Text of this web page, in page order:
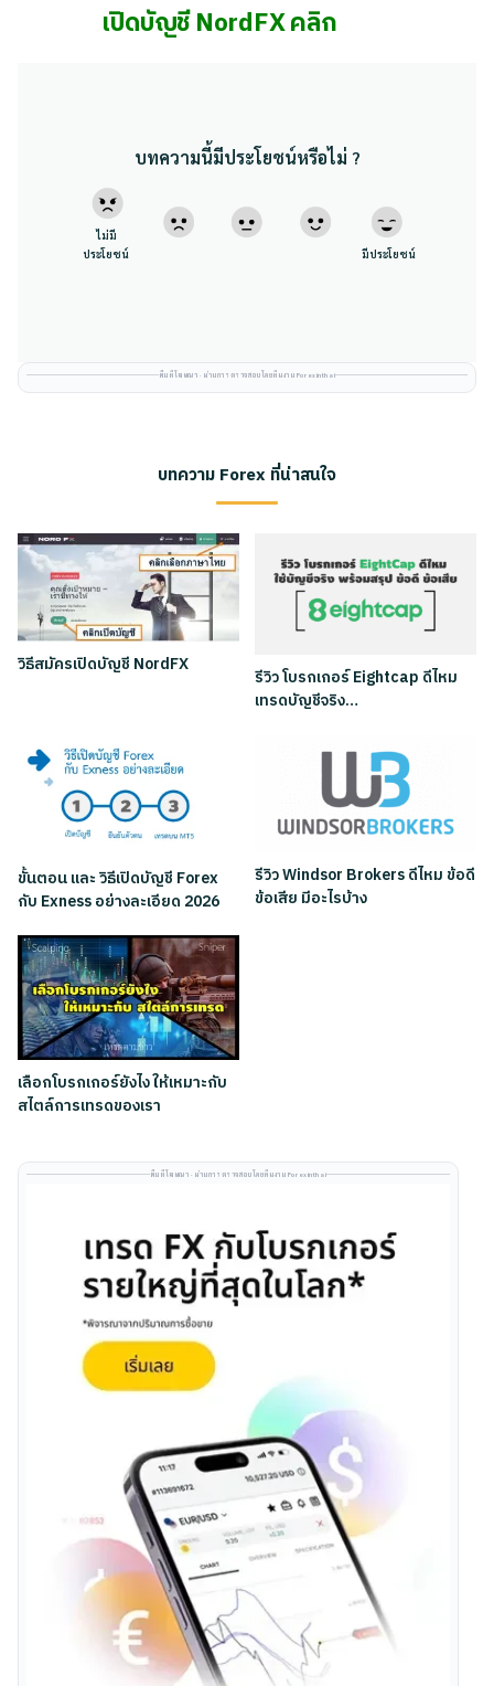
เปิดบัญชี NordFX คลิก
บทความนี้มีประโยชน์หรือไม่ ?
ไม่มี
ประโยชน์
มีประโยชน์
พื้นที่โฆษณา · ผ่านการตรวจสอบโดยทีมงาน Forexinthai
บทความ Forex ที่น่าสนใจ
วิธีสมัครเปิดบัญชี NordFX
รีวิว โบรกเกอร์ Eightcap ดีไหม
เทรดบัญชีจริง…
ขั้นตอน และ วิธีเปิดบัญชี Forex
กับ Exness อย่างละเอียด 2026
รีวิว Windsor Brokers ดีไหม ข้อดี
ข้อเสีย มีอะไรบ้าง
เลือกโบรกเกอร์ยังไง ให้เหมาะกับ
สไตล์การเทรดของเรา
พื้นที่โฆษณา · ผ่านการตรวจสอบโดยทีมงาน Forexinthai